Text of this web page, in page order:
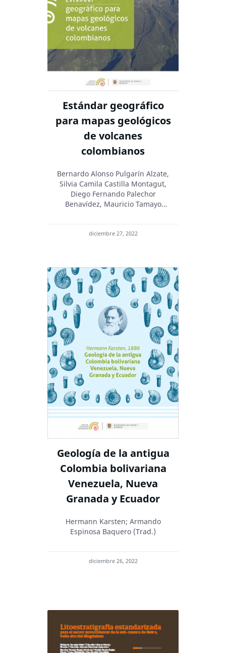
Estándar geográfico
para mapas geológicos
de volcanes
colombianos
Bernardo Alonso Pulgarín Alzate,
Silvia Camila Castilla Montagut,
Diego Fernando Palechor
Benavídez, Mauricio Tamayo
Zuluaga Mazo, Lorena del Pilar
diciembre 27, 2022
Geología de la antigua
Colombia bolivariana
Venezuela, Nueva
Granada y Ecuador
Hermann Karsten; Armando
Espinosa Baquero (Trad.)
diciembre 26, 2022